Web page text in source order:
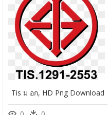
Tis ม อก, HD Png Download